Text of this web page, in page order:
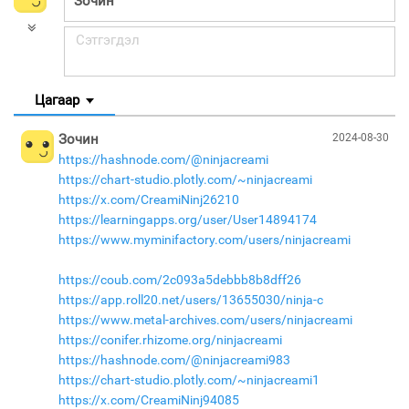
Цагаар
2024-08-30
Зочин
https://hashnode.com/@ninjacreami
https://chart-studio.plotly.com/~ninjacreami
https://x.com/CreamiNinj26210
https://learningapps.org/user/User14894174
https://www.myminifactory.com/users/ninjacreami
https://coub.com/2c093a5debbb8b8dff26
https://app.roll20.net/users/13655030/ninja-c
https://www.metal-archives.com/users/ninjacreami
https://conifer.rhizome.org/ninjacreami
https://hashnode.com/@ninjacreami983
https://chart-studio.plotly.com/~ninjacreami1
https://x.com/CreamiNinj94085